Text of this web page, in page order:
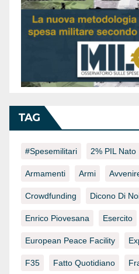
TAG
#spesemilitari 2% PIL Nato
Armamenti Armi
Crowdfunding Dicono Di
Enrico Piovesana Esercito
European Peace Facility
F35 Fatto Quotidiano